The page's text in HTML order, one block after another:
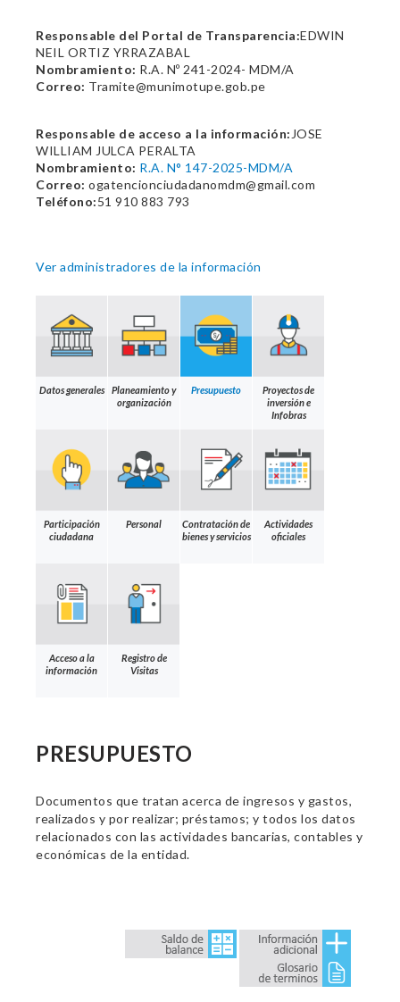
Responsable del Portal de Transparencia:EDWIN
NEIL ORTIZ YRRAZABAL
Nombramiento: R.A. Nº 241-2024- MDM/A
Correo: Tramite@munimotupe.gob.pe
Responsable de acceso a la información: JOSE
WILLIAM JULCA PERALTA
Nombramiento: R.A. N° 147-2025-MDM/A
Correo: ogatencionciudadanomdm@gmail.com
Teléfono:51 910 883 793
Ver administradores de la información
Datos generales
Planeamiento y
organización
Presupuesto
Proyectos de
inversión e
Infobras
Participación
ciudadana
Personal
Contratación de
bienes y servicios
Actividades
oficiales
Acceso a la
información
Registro de
Visitas
PRESUPUESTO
Documentos que tratan acerca de ingresos y gastos,
realizados y por realizar; préstamos; y todos los datos
relacionados con las actividades bancarias, contables y
económicas de la entidad.